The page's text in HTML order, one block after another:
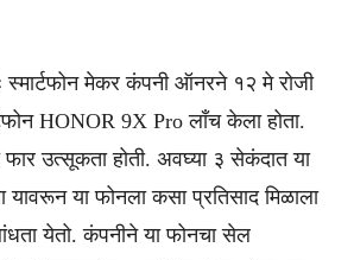
स्मार्टफोन मेकर कंपनी ऑनरने १२ मे रोजी
HONOR 9X Pro लाँच केला होता.
उत्सूकता होती. अवघ्या ३ सेकंदात या
या फोनला कसा प्रतिसाद मिळाला
येतो. कंपनीने या फोनचा सेल